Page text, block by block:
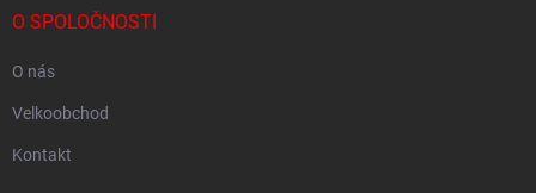
O SPOLOČNOSTI
O nás
Velkoobchod
Kontakt